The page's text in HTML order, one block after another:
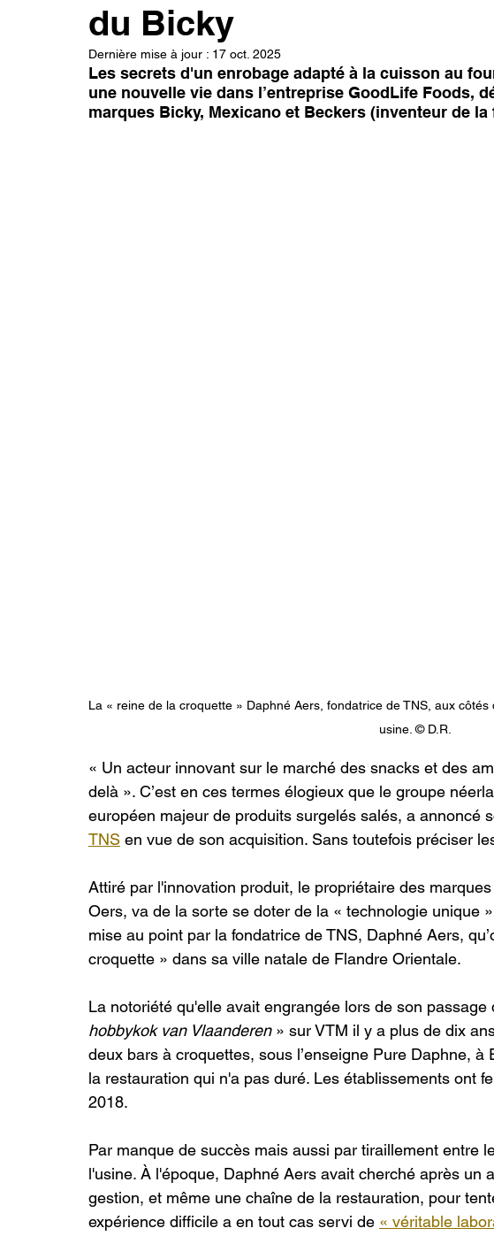
du Bicky
Dernière mise à jour : 17 oct. 2025
Les secrets d'un enrobage adapté à la cuisson au
une nouvelle vie dans l’entreprise GoodLife Foods,
marques Bicky, Mexicano et Beckers (inventeur de la
La « reine de la croquette » Daphné Aers, fondatrice de TNS, aux
usine. © D.R.
« Un acteur innovant sur le marché des snacks et des
delà ». C’est en ces termes élogieux que le groupe
européen majeur de produits surgelés salés, a annoncé
TNS en vue de son acquisition. Sans toutefois préciser
Attiré par l'innovation produit, le propriétaire des
Oers, va de la sorte se doter de la « technologie unique
mise au point par la fondatrice de TNS, Daphné Aers,
croquette » dans sa ville natale de Flandre Orientale.
La notoriété qu'elle avait engrangée lors de son passage
hobbykok van Vlaanderen » sur VTM il y a plus de dix
deux bars à croquettes, sous l’enseigne Pure Daphne,
la restauration qui n'a pas duré. Les établissements ont
2018.
Par manque de succès mais aussi par tiraillement entre
l'usine. À l'époque, Daphné Aers avait cherché après un
gestion, et même une chaîne de la restauration, pour
expérience difficile a en tout cas servi de « véritable